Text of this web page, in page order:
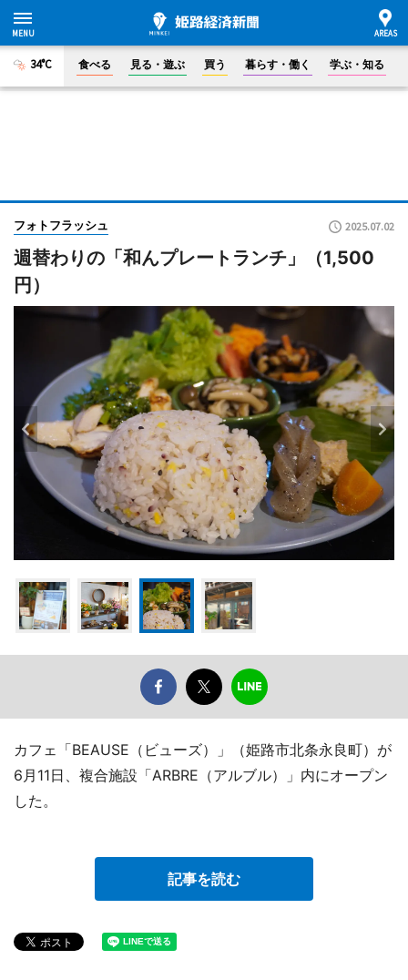
34°C 食べる 見る・遊ぶ 買う 暮らす・働く 学ぶ・知る
フォトフラッシュ 2025.07.02
週替わりの「和んプレートランチ」（1,500
円）
カフェ「BEAUSE（ビューズ）」（姫路市北条永良町）が
6月11日、複合施設「ARBRE（アルブル）」内にオープン
した。
記事を読む